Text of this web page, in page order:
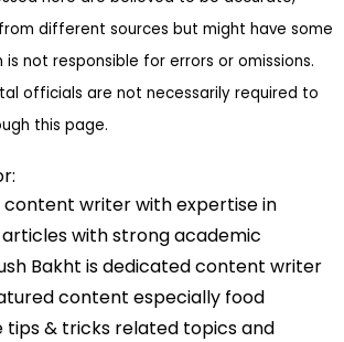
different sources but might have some
is not responsible for errors or omissions.
officials are not necessarily required to
this page.
content writer with expertise in
articles with strong academic
Bakht is dedicated content writer
content especially food
tips & tricks related topics and